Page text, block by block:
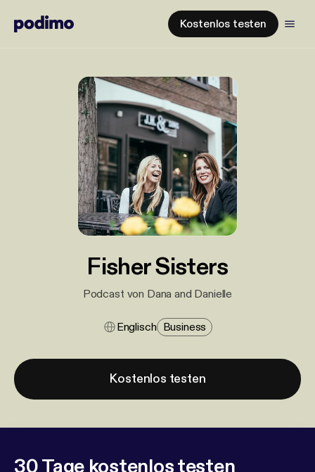
Kostenlos testen
Fisher Sisters
Podcast von Dana and Danielle
Englisch Business
Kostenlos testen
30 Tage kostenlos testen